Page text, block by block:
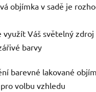
objímka v sadě je
využít Váš světelný zdroj
barvy
barevné lakované
volbu vzhledu